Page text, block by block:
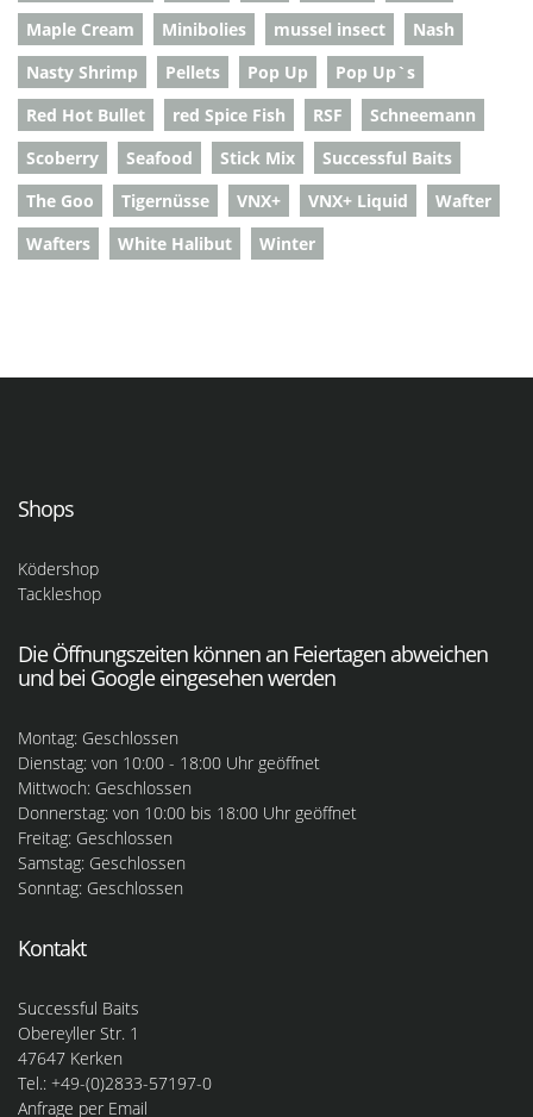
Maple Cream
Minibolies mussel insect
Nash
Nasty Shrimp
Pellets Pop Up
Pop Up`s
Red Hot Bullet
red Spice Fish RSF
Schneemann
Scoberry
Seafood Stick Mix
Successful Baits
The Goo
Tigernüsse VNX+ VNX+ Liquid
Wafter
Wafters
White Halibut Winter
Shops
Ködershop
Tackleshop
Die Öffnungszeiten können an Feiertagen abweichen
und bei Google eingesehen werden
Montag: Geschlossen
Dienstag: von 10:00 - 18:00 Uhr geöffnet
Mittwoch: Geschlossen
Donnerstag: von 10:00 bis 18:00 Uhr geöffnet
Freitag: Geschlossen
Samstag: Geschlossen
Sonntag: Geschlossen
Kontakt
Successful Baits
Obereyller Str. 1
47647 Kerken
Tel.: +49-(0)2833-57197-0
Anfrage per Email